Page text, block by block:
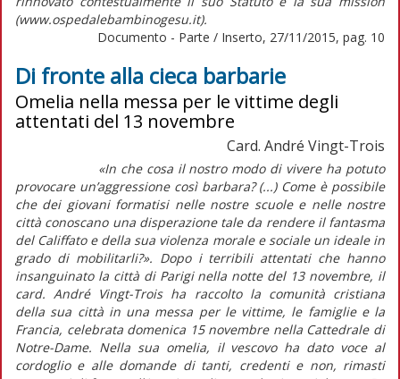
(www.ospedalebambinogesu.it).
Documento - Parte / Inserto, 27/11/2015, pag. 10
Di fronte alla cieca barbarie
Omelia nella messa per le vittime degli
attentati del 13 novembre
Card. André Vingt-Trois
«In che cosa il nostro modo di vivere ha potuto
provocare un’aggressione così barbara? (...) Come è possibile
che dei giovani formatisi nelle nostre scuole e nelle nostre
città conoscano una disperazione tale da rendere il fantasma
del Califfato e della sua violenza morale e sociale un ideale in
grado di mobilitarli?». Dopo i terribili attentati che hanno
insanguinato la città di Parigi nella notte del 13 novembre, il
card. André Vingt-Trois ha raccolto la comunità cristiana
della sua città in una messa per le vittime, le famiglie e la
Francia, celebrata domenica 15 novembre nella Cattedrale di
Notre-Dame. Nella sua omelia, il vescovo ha dato voce al
cordoglio e alle domande di tanti, credenti e non, rimasti